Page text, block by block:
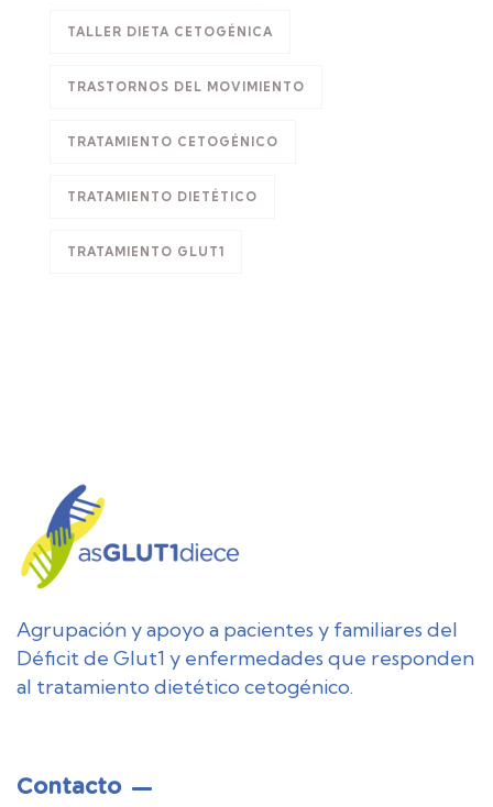
TALLER DIETA CETOGÉNICA
TRASTORNOS DEL MOVIMIENTO
TRATAMIENTO CETOGÉNICO
TRATAMIENTO DIETÉTICO
TRATAMIENTO GLUT1
Agrupación y apoyo a pacientes y familiares del
Déficit de Glut1 y enfermedades que responden
al tratamiento dietético cetogénico.
Contacto